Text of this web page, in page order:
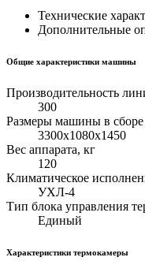
Технические
Дополнительные
Общие характеристики машины
Производительность
300
Размеры машины в
3300х1080х1450
Вес аппарата, кг
120
Климатическое
УХЛ-4
Тип блока управления
Единый
Характеристики термокамеры